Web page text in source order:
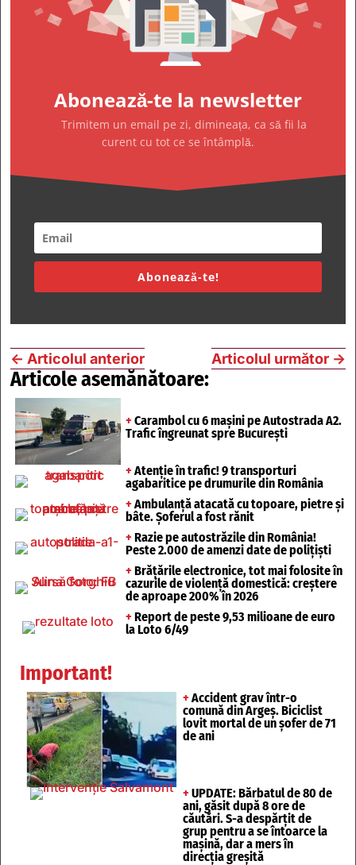
Abonează-te la newsletter
Trimitem un email pe zi, dimineața, ca să fii la
curent cu tot ce se întâmplă.
Abonează-te!
← Articolul anterior Articolul următor →
Articole asemănătoare:
+ Carambol cu 6 mașini pe Autostrada A2.
Trafic îngreunat spre București
+ Atenție în trafic! 9 transporturi
agabaritice pe drumurile din România
+ Ambulanță atacată cu topoare, pietre și
bâte. Șoferul a fost rănit
+ Razie pe autostrăzile din România!
Peste 2.000 de amenzi date de polițiști
+ Brățările electronice, tot mai folosite în
cazurile de violență domestică: creștere
de aproape 200% în 2026
+ Report de peste 9,53 milioane de euro
la Loto 6/49
Important!
+ Accident grav într-o
comună din Argeș. Biciclist
lovit mortal de un șofer de 71
de ani
+ UPDATE: Bărbatul de 80 de
ani, găsit după 8 ore de
căutări. S-a despărțit de
grup pentru a se întoarce la
mașină, dar a mers în
direcția greșită